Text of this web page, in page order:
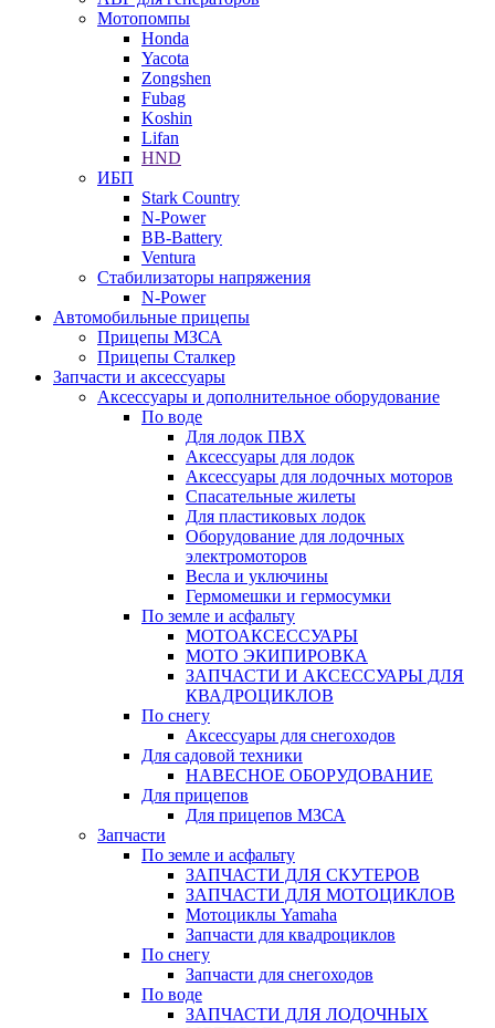
Мотопомпы
Honda
Yacota
Zongshen
Fubag
Koshin
Lifan
HND
ИБП
Stark Country
N-Power
BB-Battery
Ventura
Стабилизаторы напряжения
N-Power
Автомобильные прицепы
Прицепы МЗСА
Прицепы Сталкер
Запчасти и аксессуары
Аксессуары и дополнительное оборудование
По воде
Для лодок ПВХ
Аксессуары для лодок
Аксессуары для лодочных моторов
Спасательные жилеты
Для пластиковых лодок
Оборудование для лодочных
электромоторов
Весла и уключины
Гермомешки и гермосумки
По земле и асфальту
МОТОАКСЕССУАРЫ
МОТО ЭКИПИРОВКА
ЗАПЧАСТИ И АКСЕССУАРЫ ДЛЯ
КВАДРОЦИКЛОВ
По снегу
Аксессуары для снегоходов
Для садовой техники
НАВЕСНОЕ ОБОРУДОВАНИЕ
Для прицепов
Для прицепов МЗСА
Запчасти
По земле и асфальту
ЗАПЧАСТИ ДЛЯ СКУТЕРОВ
ЗАПЧАСТИ ДЛЯ МОТОЦИКЛОВ
Мотоциклы Yamaha
Запчасти для квадроциклов
По снегу
Запчасти для снегоходов
По воде
ЗАПЧАСТИ ДЛЯ ЛОДОЧНЫХ